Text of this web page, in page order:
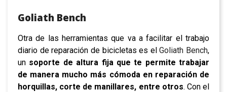
Goliath Bench
Otra de las herramientas que va a facilitar el trabajo
diario de reparación de bicicletas es elGoliath Bench,
un soporte de altura fija que te permite trabajar
de manera mucho más cómoda en reparación de
horquillas, corte de manillares, entre otros. Con el